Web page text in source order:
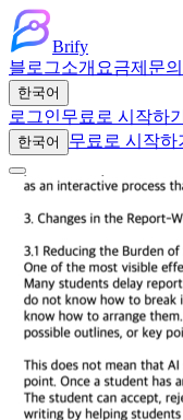
Brify
블로그소개 요금제 문
한국어
로그인무료로 시작하기
한국어 무료로 시작하